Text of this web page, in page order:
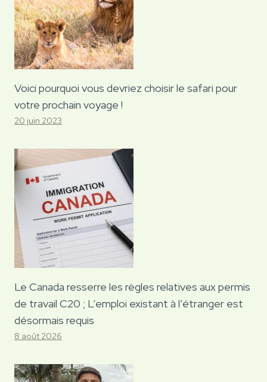
Voici pourquoi vous devriez choisir le safari pour
votre prochain voyage !
20 juin 2023
Le Canada resserre les règles relatives aux permis
de travail C20 ; L’emploi existant à l’étranger est
désormais requis
8 août 2026